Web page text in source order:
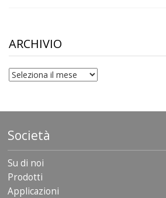
ARCHIVIO
archivio
Società
Su di noi
Prodotti
Applicazioni